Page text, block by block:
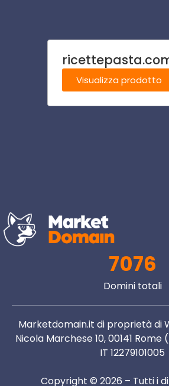
Visualizza prodotto
7076
Domini totali
Marketdomain.it di proprietà di
Nicola Marchese 10, 00141 Rome
IT 12279101005
Copyright © 2026 – Tutti i